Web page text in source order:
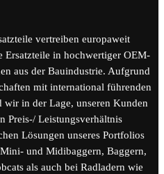
vertreiben europaweit
Ersatzteile in hochwertiger OEM-
aus der Bauindustrie. Aufgrund
mit international führenden
wir in der Lage, unseren Kunden
Preis-/ Leistungsverhältnis
Lösungen unseres Portfolios
und Midibaggern, Baggern,
als auch bei Radladern wie